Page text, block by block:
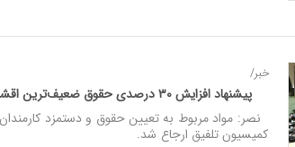
خبر/
پیشنهاد افزایش ۳۰ درصدی حقوق ضعیف‌ترین اقشار در بودجه ۱۴۰۴
نصر: مواد مربوط به تعیین حقوق و دستمزد
کمیسیون تلفیق ارجاع شد.